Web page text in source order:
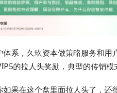
系，久玖资本做策略服务和
的拉人头奖励，典型的传销模
果在这个盘里面拉人头了，